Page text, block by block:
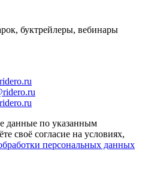
буктрейлеры, вебинары
данные по указанным
своё согласие на условиях,
персональных данных